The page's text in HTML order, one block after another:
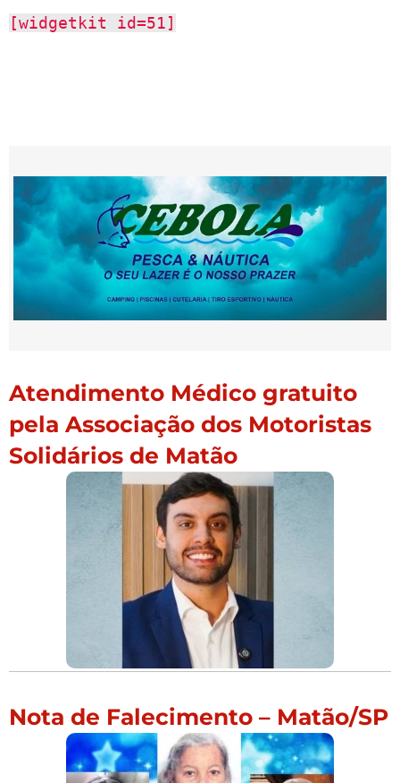
[widgetkit id=51]
Atendimento Médico gratuito
pela Associação dos Motoristas
Solidários de Matão
Nota de Falecimento – Matão/SP